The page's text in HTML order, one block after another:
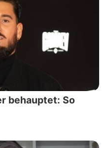
behauptet: So